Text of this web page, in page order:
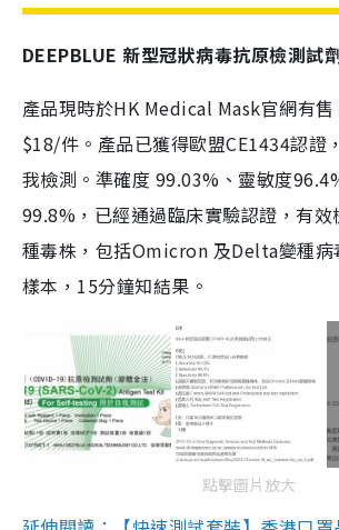
DEEPBLUE 新型冠狀病毒抗原檢測試
產品現時於HK Medical Mask官網有
$18/件。產品已獲得歐盟CE1434認證
我檢測。準確度 99.03%、靈敏度
99.8%，已經通過臨床實驗認證，有效
種毒株，包括Omicron 及Delta變種病
樣本，15分鐘知結果。
點擊圖片放大